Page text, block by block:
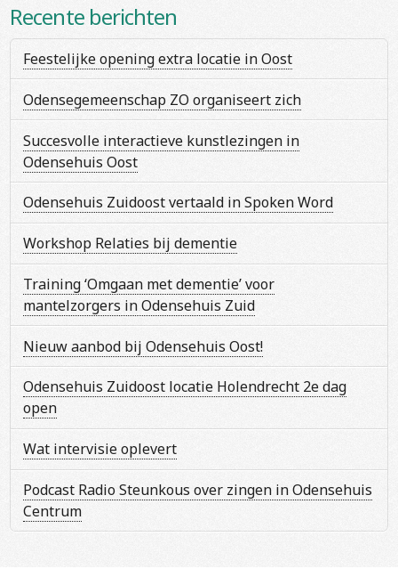
Recente berichten
Feestelijke opening extra locatie in Oost
Odensegemeenschap ZO organiseert zich
Succesvolle interactieve kunstlezingen in
Odensehuis Oost
Odensehuis Zuidoost vertaald in Spoken Word
Workshop Relaties bij dementie
Training ‘Omgaan met dementie’ voor
mantelzorgers in Odensehuis Zuid
Nieuw aanbod bij Odensehuis Oost!
Odensehuis Zuidoost locatie Holendrecht 2e dag
open
Wat intervisie oplevert
Podcast Radio Steunkous over zingen in Odensehuis
Centrum